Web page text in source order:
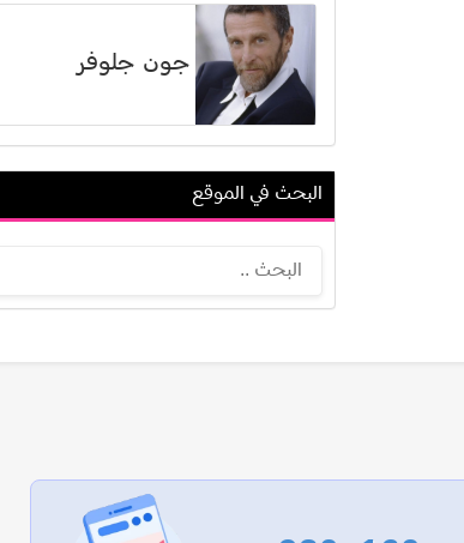
جون جلوفر
عبدالله عباس
عرض الكل
البحث في الموقع